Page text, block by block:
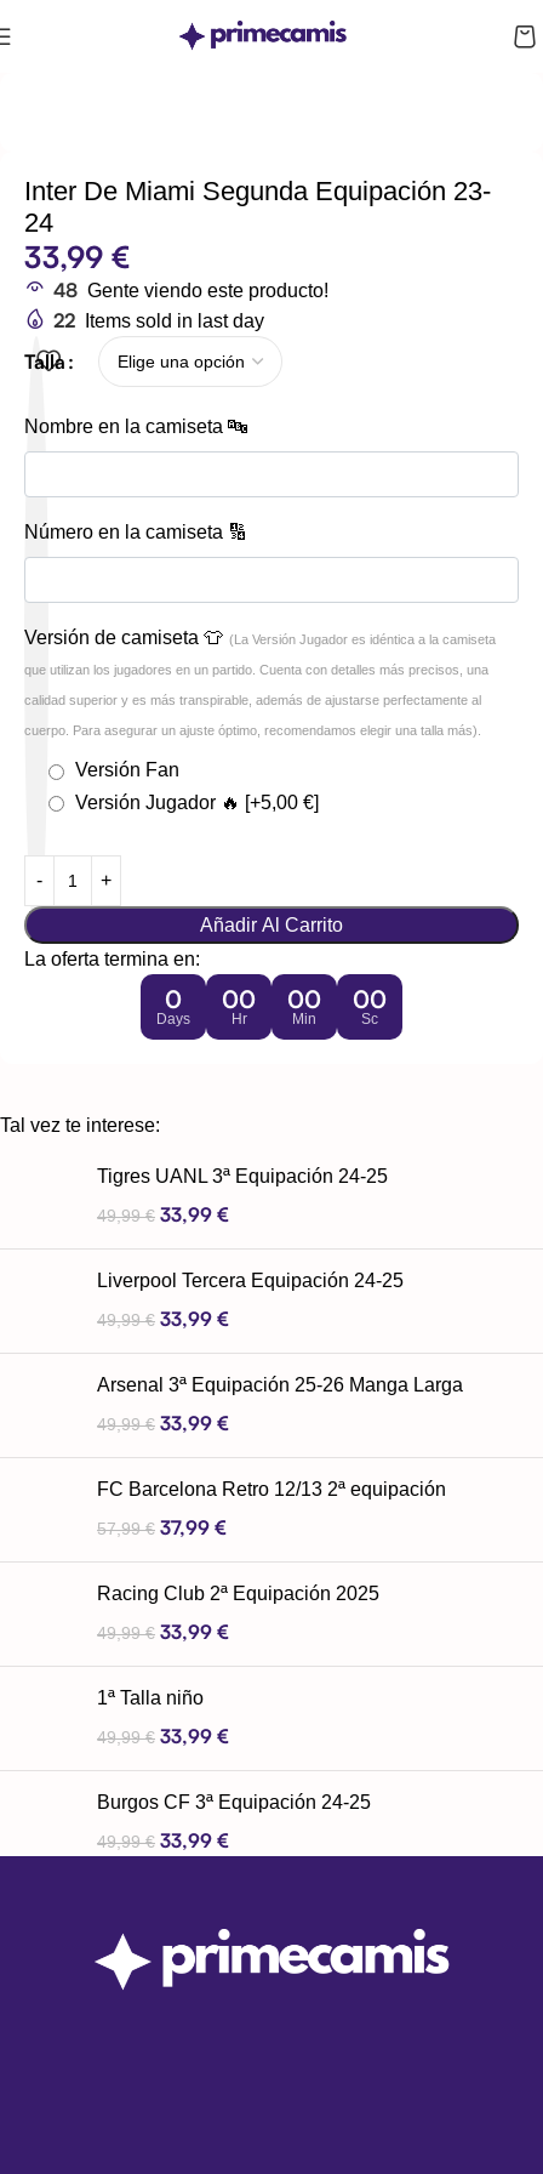
Inter De Miami Segunda Equipación 23-
24
33,99 €
48 Gente viendo este producto!
22 Items sold in last day
Talla
Nombre en la camiseta 🔤
Número en la camiseta 🔢
Versión de camiseta 👕 (La Versión Jugador es idéntica a la camiseta
que utilizan los jugadores en un partido. Cuenta con detalles más precisos, una
calidad superior y es más transpirable, además de ajustarse perfectamente al
cuerpo. Para asegurar un ajuste óptimo, recomendamos elegir una talla más).
Versión Fan
Versión Jugador 🔥 [+5,00 €]
Añadir Al Carrito
La oferta termina en:
0
Days
00
Hr
00
Min
00
Sc
Tal vez te interese:
Tigres UANL 3ª Equipación 24-25
49,99€ 33,99 €
Liverpool Tercera Equipación 24-25
49,99€ 33,99 €
Arsenal 3ª Equipación 25-26 Manga Larga
49,99€ 33,99 €
FC Barcelona Retro 12/13 2ª equipación
57,99€ 37,99 €
Racing Club 2ª Equipación 2025
49,99€ 33,99 €
1ª Talla niño
49,99€ 33,99 €
Burgos CF 3ª Equipación 24-25
49,99€ 33,99 €